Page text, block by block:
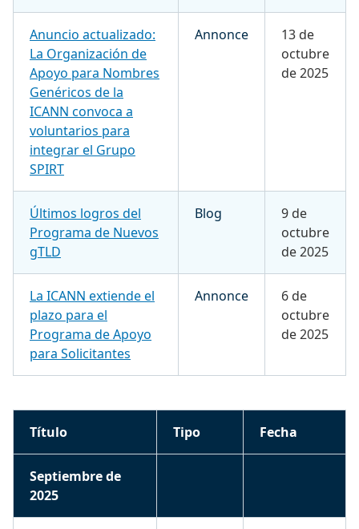
Anuncio actualizado:
La Organización de
Apoyo para Nombres
Genéricos de la
ICANN convoca a
voluntarios para
integrar el Grupo
SPIRT
Annonce
13 de
octubre
de 2025
Últimos logros del
Programa de Nuevos
gTLD
Blog
9 de
octubre
de 2025
La ICANN extiende el
plazo para el
Programa de Apoyo
para Solicitantes
Annonce
6 de
octubre
de 2025
Título Tipo Fecha
Septiembre de
2025